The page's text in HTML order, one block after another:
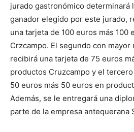
jurado gastronómico determinará
ganador elegido por este jurado,
una tarjeta de 100 euros más 100
Crzcampo. El segundo con
recibirá una tarjeta de 75 euros
productos Cruzcampo y el
50 euros más 50 euros en
Además, se le entregará una
parte de la empresa antequerana